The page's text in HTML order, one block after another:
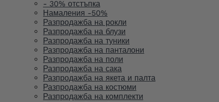
- 30% отстъпка
Намаления -50%
Разпродажба на рокли
Разпродажба на блузи
Разпродажба на туники
Разпродажба на панталони
Разпродажба на поли
Разпродажба на сака
Разпродажба на якета и палта
Разпродажба на костюми
Разпродажба на комплекти